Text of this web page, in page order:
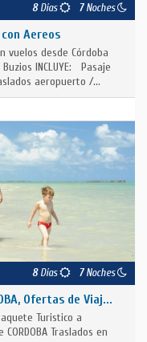
8Días 7Noches
con Aereos
vuelos desde Córdoba
INCLUYE: Pasaje
aeropuerto /...
8Días 7Noches
Ofertas de Viaj...
Turistico a
Traslados en